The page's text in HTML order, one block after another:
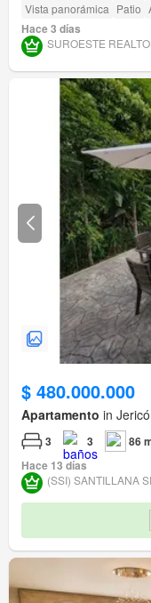
Vista panorámica Patio
Hace 3 días
SUROESTE
$ 480.000.000
Apartamento in
3 3
86
Hace 13 días
(SSI) SANTILLANA